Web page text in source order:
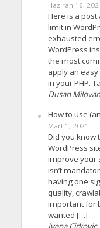
Haziran 16,
Here is a
limit in
exhausted
WordPress
the most
apply an
in your PHP.
Dusan
How to use
Mart 1, 2021
Did you know
WordPress
improve your
isn’t
having one
quality,
important for
wanted […]